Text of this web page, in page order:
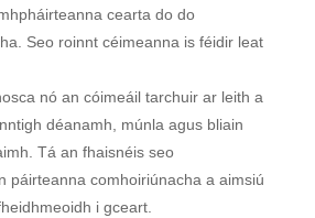
cearta do do
Seo roinnt céimeanna is féidir leat
nó an cóimeáil tarchuir ar leith a
déanamh, múnla agus bliain
Tá an fhaisnéis seo
páirteanna comhoiriúnacha a aimsiú
i gceart.